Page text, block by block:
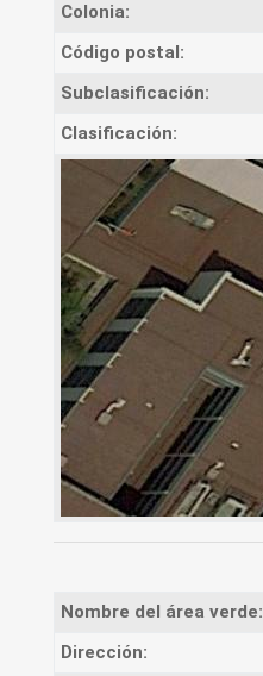
Colonia:
Código postal:
Subclasificación:
Clasificación:
Nombre del área verde:
Dirección: